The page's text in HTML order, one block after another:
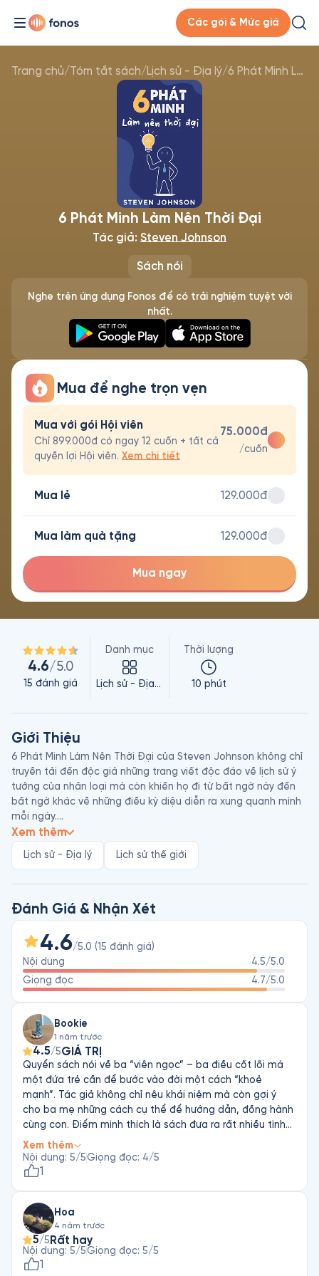
Các gói & Mức giá
Trang chủ/Tóm tắt sách/Lịch sử - Địa lý/ 6 Phát Minh Làm Nên Thời Đại
Sách nói
6 Phát Minh Làm Nên Thời Đại
Tác giả: Steven Johnson
Nghe trên ứng dụng Fonos để có trải nghiệm tuyệt vời
nhất.
Mua để nghe trọn vẹn
Mua với gói Hội viên
Chỉ 899.000đ có ngay 12 cuốn + tất cả
quyền lợi Hội viên. Xem chi tiết
75.000đ
/cuốn
Mua lẻ 129.000đ
Mua làm quà tặng 129.000đ
Mua ngay
4.6/5.0
15 đánh giá
Danh mục
Lịch sử - Địa lý
Thời lượng
10 phút
Giới Thiệu
6 Phát Minh Làm Nên Thời Đại của Steven Johnson không chỉ
truyền tải đến độc giả những trang viết độc đáo về lịch sử ý
tưởng của nhân loại mà còn khiến họ đi từ bất ngờ này đến
bất ngờ khác về những điều kỳ diệu diễn ra xung quanh mình
mỗi ngày.
Steven Johnson là nhà đồng sáng lập của Feed, tạp chí trực
1995 và ngừng hoạt động năm 2001. Ông từng là tác giả, nhà
cũng là cơ sở để ông xây dựng nên quyển sách 6 Phát Minh
Làm Nên Thời Đại. Bên cạnh tác phẩm ấn tượng này, Steven
Johnson còn là tác giả của nhiều cuốn sách bán chạy khác
viết về chủ đề lịch sử ý tưởng.
Xem thêm
Lịch sử - Địa lý Lịch sử thế giới
Đánh Giá & Nhận Xét
4.6/5.0 (15 đánh giá)
Nội dung
4.5/5.0
Giọng đọc
4.7/5.0
Bookie
1 năm trước
4.5/5GIÁ TRỊ
Quyển sách nói về ba “viên ngọc” – ba điều cốt lõi mà
một đứa trẻ cần để bước vào đời một cách “khoẻ
mạnh”. Tác giả không chỉ nêu khái niệm mà còn gợi ý
cho ba mẹ những cách cụ thể để hướng dẫn, đồng hành
cùng con. Điểm mình thích là sách đưa ra rất nhiều tình
huống quen thuộc với phụ huynh Việt Nam, khiến mình
dễ liên hệ với thực tế. Đặc biệt, các gợi ý khi con gặp
thất bại thật sự chạm vào mình — vì đó là điều mình đã
Sách có nhiều hình minh hoạ nên khi đọc mới cảm nhận
trọn vẹn (nếu chỉ nghe thì khó hình dung). Ngoài ra, tác
giả còn gợi ý thêm tài liệu đọc mở rộng — mình rất thích
chi tiết này. Ban đầu, giọng văn có chút mỉa mai khiến
Xem thêm
Nội dung: 5/5Giọng đọc: 4/5
1
Hoa
4 năm trước
5/5 Rất hay
Nội dung: 5/5Giọng đọc: 5/5
1